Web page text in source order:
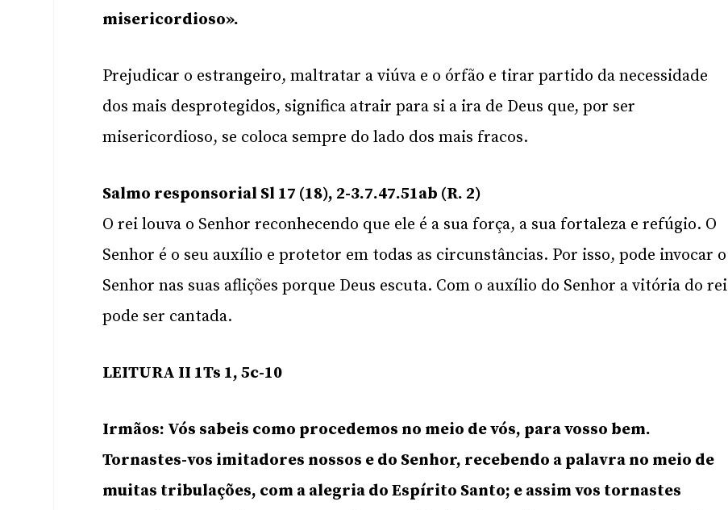
misericordioso».
Prejudicar o estrangeiro, maltratar a viúva e o órfão e tirar partido da necessidade
dos mais desprotegidos, significa atrair para si a ira de Deus que, por ser
misericordioso, se coloca sempre do lado dos mais fracos.
Salmo responsorial Sl 17 (18), 2-3.7.47.51ab (R. 2)
O rei louva o Senhor reconhecendo que ele é a sua força, a sua fortaleza e refúgio. O
Senhor é o seu auxílio e protetor em todas as circunstâncias. Por isso, pode invocar o
Senhor nas suas aflições porque Deus escuta. Com o auxílio do Senhor a vitória do rei
pode ser cantada.
LEITURA II 1Ts 1, 5c-10
Irmãos: Vós sabeis como procedemos no meio de vós, para vosso bem.
Tornastes-vos imitadores nossos e do Senhor, recebendo a palavra no meio de
muitas tribulações, com a alegria do Espírito Santo; e assim vos tornastes